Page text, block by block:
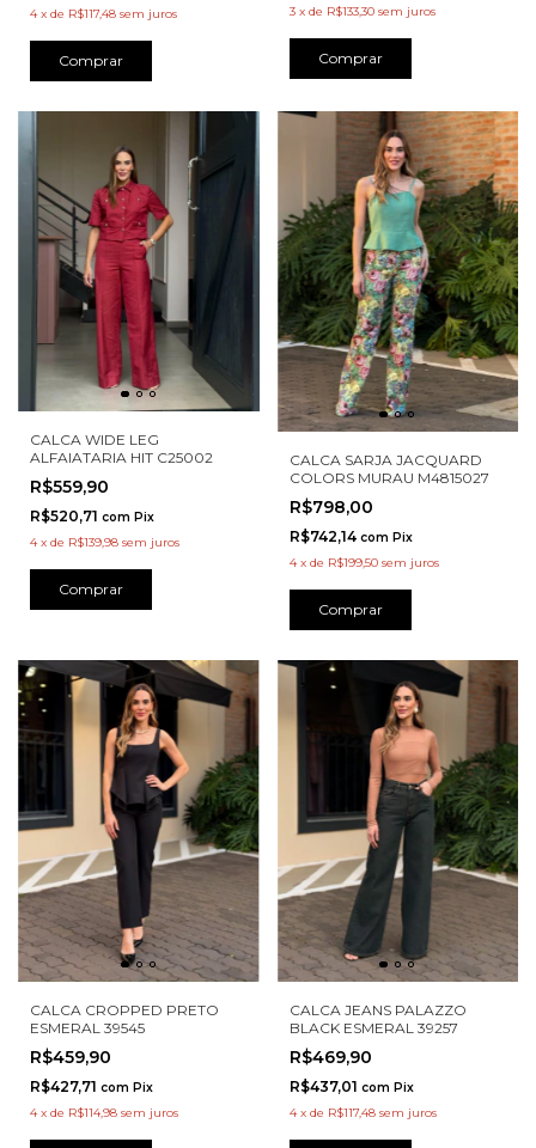
4 x de R$117,48 sem juros
Comprar
3 x de R$133,30 sem juros
Comprar
CALCA WIDE LEG
ALFAIATARIA HIT C25002
R$559,90
R$520,71 com Pix
4 x de R$139,98 sem juros
Comprar
CALCA SARJA JACQUARD
COLORS MURAU M4815027
R$798,00
R$742,14 com Pix
4 x de R$199,50 sem juros
Comprar
CALCA CROPPED PRETO
ESMERAL 39545
R$459,90
R$427,71 com Pix
4 x de R$114,98 sem juros
CALCA JEANS PALAZZO
BLACK ESMERAL 39257
R$469,90
R$437,01 com Pix
4 x de R$117,48 sem juros